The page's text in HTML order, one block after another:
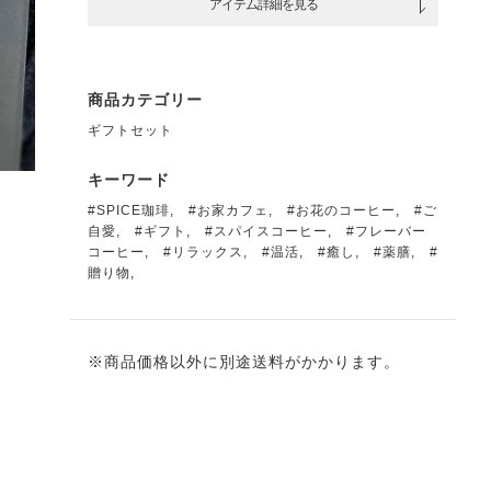
アイテム詳細を見る
商品カテゴリー
ギフトセット
キーワード
#SPICE珈琲, #お家カフェ , #お花のコーヒー , #ご
自愛, #ギフト , #スパイスコーヒー , #フレーバー
コーヒー , #リラックス , #温活, #癒し , #薬膳, #
贈り物 ,
※商品価格以外に別途送料がかかります。